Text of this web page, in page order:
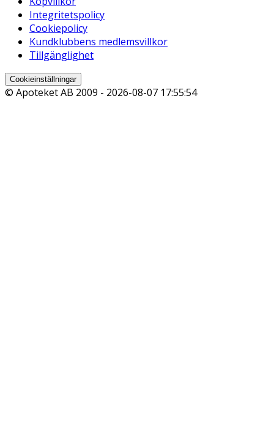
Integritetspolicy
Cookiepolicy
Kundklubbens medlemsvillkor
Tillgänglighet
Cookieinställningar
© Apoteket AB 2009 - 2026-08-07 17:55:54